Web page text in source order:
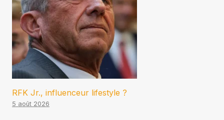
RFK Jr., influenceur lifestyle ?
5 août 2026